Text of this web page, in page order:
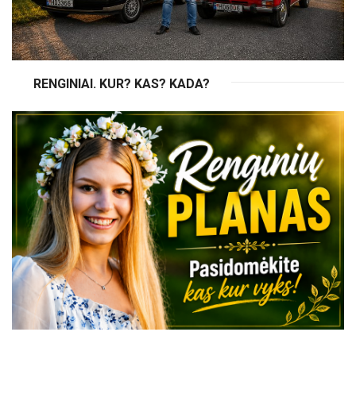
RENGINIAI. KUR? KAS? KADA?